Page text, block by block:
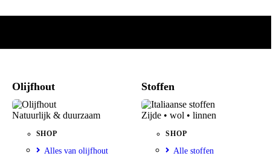
Olijfhout
Natuurlijk & duurzaam
SHOP
Alles van olijfhout
Stoffen
Zijde • wol • linnen
SHOP
Alle stoffen